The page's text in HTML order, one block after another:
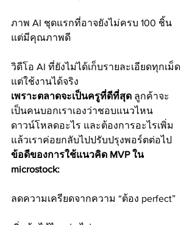
ภาพ AI ชุดแรกที่อาจยังไม่ครบ 100 ชิ้น
แต่มีคุณภาพดี
วิดีโอ AI ที่ยังไม่ได้เก็บรายละเอียดทุกเม็ด
แต่ใช้งานได้จริง
เพราะตลาดจะเป็นครูที่ดีที่สุด ลูกค้าจะ
เป็นคนบอกเราเองว่าชอบแนวไหน
ดาวน์โหลดอะไร และต้องการอะไรเพิ่ม
แล้วเราค่อยกลับไปปรับปรุงพอร์ตต่อไป
ข้อดีของการใช้แนวคิด MVP ใน
microstock:
ลดความเครียดจากความ “ต้อง perfect”